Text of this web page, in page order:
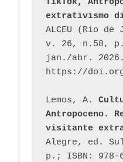
extrativismo
ALCEU (Rio
v. 26, n.58,
jan./abr.
https://doi.org/
Lemos, A.
Antropoceno.
visitante
Alegre, ed.
p.; ISBN: 978-